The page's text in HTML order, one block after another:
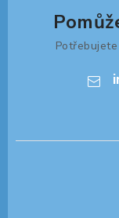
KANCELÁŘSKÉ
NÁDOBY NA
SCHRÁNKY NA
DESIGN A STYL V